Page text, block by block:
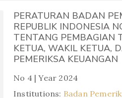
PERATURAN BADAN
REPUBLIK INDONESIA
TENTANG PEMBAGIAN
KETUA, WAKIL KETUA,
PEMERIKSA KEUANGAN
No 4 | Year 2024
Institutions: Badan